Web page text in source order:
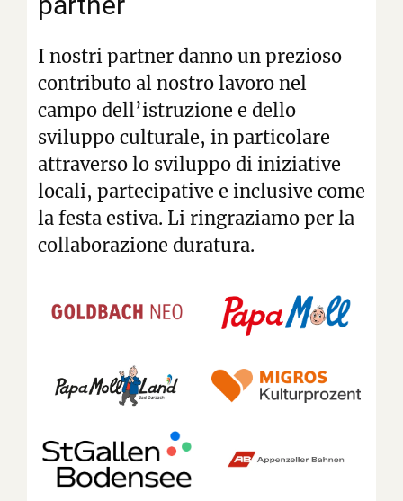
I nostri partner danno un prezioso
contributo al nostro lavoro nel
campo dell’istruzione e dello
sviluppo culturale, in particolare
attraverso lo sviluppo di iniziative
locali, partecipative e inclusive come
la festa estiva. Li ringraziamo per la
collaborazione duratura.